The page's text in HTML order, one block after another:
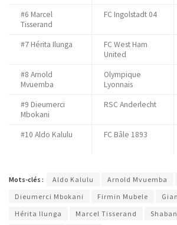
#6 Marcel
Tisserand
FC Ingolstadt 04
#7 Hérita Ilunga
FC West Ham
United
#8 Arnold
Mvuemba
Olympique
Lyonnais
#9 Dieumerci
Mbokani
RSC Anderlecht
#10 Aldo Kalulu
FC Bâle 1893
Mots-clés : Aldo Kalulu Arnold Mvuemba
Dieumerci Mbokani
Firmin Mubele
Hérita Ilunga
Marcel Tisserand